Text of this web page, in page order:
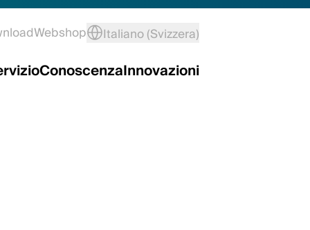
Webshop Italiano (Svizzera)
ConoscenzaInnovazioni